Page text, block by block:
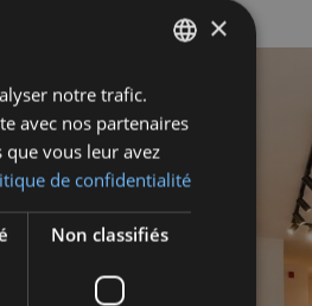
ENGLISH
DUTCH
×
notre trafic.
avec nos partenaires
vous leur avez
de confidentialité
Non classifiés